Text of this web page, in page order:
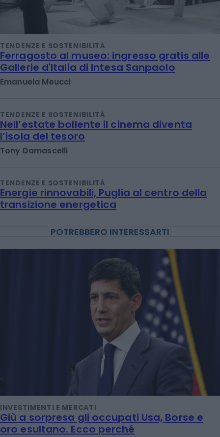
TENDENZE E SOSTENIBILITÀ
Ferragosto al museo: ingresso gratis alle
Gallerie d'Italia di Intesa Sanpaolo
Emanuela Meucci
TENDENZE E SOSTENIBILITÀ
Nell’estate bollente il cinema diventa
l’isola del tesoro
Tony Damascelli
TENDENZE E SOSTENIBILITÀ
Energie rinnovabili, Puglia al centro della
transizione energetica
POTREBBERO INTERESSARTI
INVESTIMENTI E MERCATI
Giù a sorpresa gli occupati Usa, Borse e
oro esultano. Ecco perché